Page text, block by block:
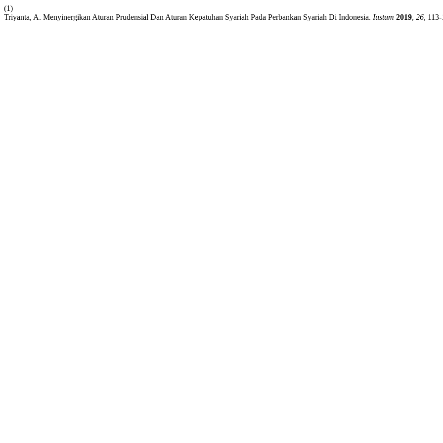
(1)
Triyanta, A. Menyinergikan Aturan Prudensial Dan Aturan Kepatuhan Syariah Pada Perbankan Syariah Di Indonesia. Iustum 2019, 26,